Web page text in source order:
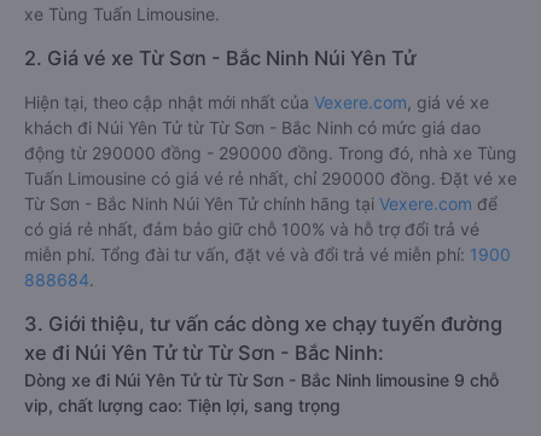
xe Tùng Tuấn Limousine.
2. Giá vé xe Từ Sơn - Bắc Ninh Núi Yên Tử
Hiện tại, theo cập nhật mới nhất của Vexere.com , giá vé xe
khách đi Núi Yên Tử từ Từ Sơn - Bắc Ninh có mức giá dao
động từ 290000 đồng - 290000 đồng. Trong đó, nhà xe Tùng
Tuấn Limousine có giá vé rẻ nhất, chỉ 290000 đồng. Đặt vé xe
Từ Sơn - Bắc Ninh Núi Yên Tử chính hãng tại Vexere.com để
có giá rẻ nhất, đảm bảo giữ chỗ 100% và hỗ trợ đổi trả vé
miễn phí. Tổng đài tư vấn, đặt vé và đổi trả vé miễn phí: 1900
888684.
3. Giới thiệu, tư vấn các dòng xe chạy tuyến đường
xe đi Núi Yên Tử từ Từ Sơn - Bắc Ninh:
Dòng xe đi Núi Yên Tử từ Từ Sơn - Bắc Ninh limousine 9 chỗ
vip, chất lượng cao: Tiện lợi, sang trọng